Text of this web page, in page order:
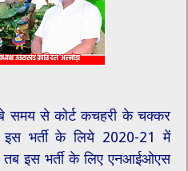
लंबे समय से कोर्ट कचहरी के चक्कर
भर्ती के लिये 2020-21 में
इस भर्ती के लिए एनआईओएस